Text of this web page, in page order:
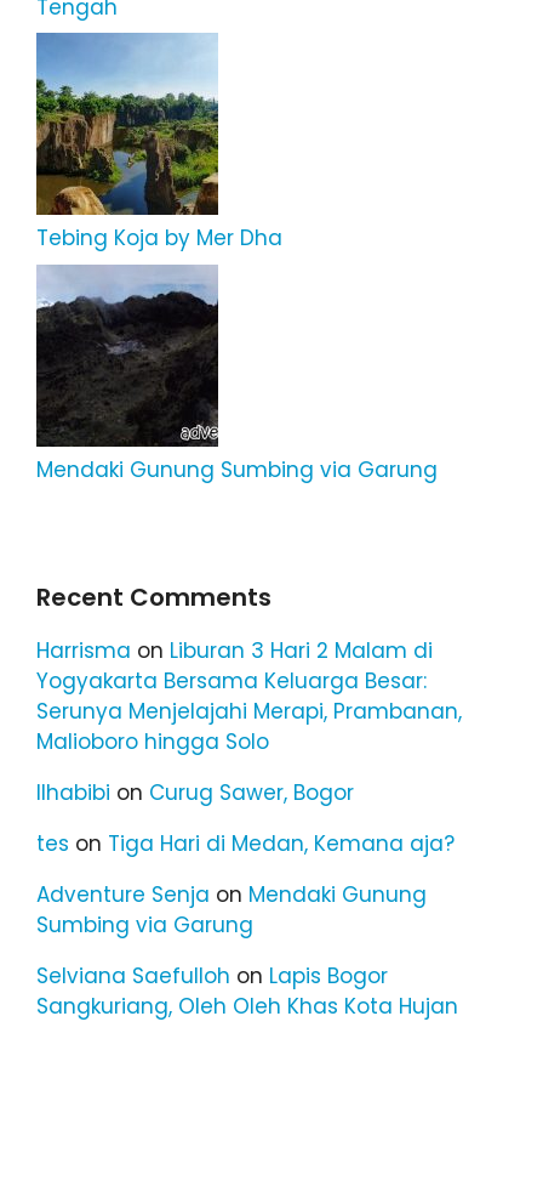
Tengah
Tebing Koja by Mer Dha
Mendaki Gunung Sumbing via Garung
Recent Comments
Harrisma on Liburan 3 Hari 2 Malam di
Yogyakarta Bersama Keluarga Besar:
Serunya Menjelajahi Merapi, Prambanan,
Malioboro hingga Solo
Ilhabibi on Curug Sawer, Bogor
tes on Tiga Hari di Medan, Kemana aja?
Adventure Senja on Mendaki Gunung
Sumbing via Garung
Selviana Saefulloh on Lapis Bogor
Sangkuriang, Oleh Oleh Khas Kota Hujan